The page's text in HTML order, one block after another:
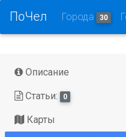
ПоЧел Города 30
Описание
Статьи: 0
Карты